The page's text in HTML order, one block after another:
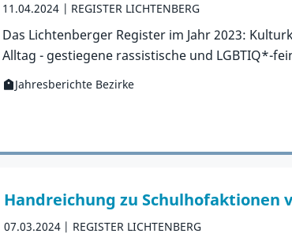
11.04.2024 REGISTER LICHTENBERG
Das Lichtenberger Register im Jahr 2023:
Alltag - gestiegene rassistische und LGBTIQ*-
Kategorie:
Jahresberichte Bezirke
Handreichung zu Schulhofaktionen
07.03.2024 REGISTER LICHTENBERG